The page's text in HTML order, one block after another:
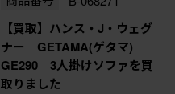
【買取】ハンス・J・ウェグ
ナー GETAMA(ゲタマ)
GE290 3人掛けソファを買
取りました